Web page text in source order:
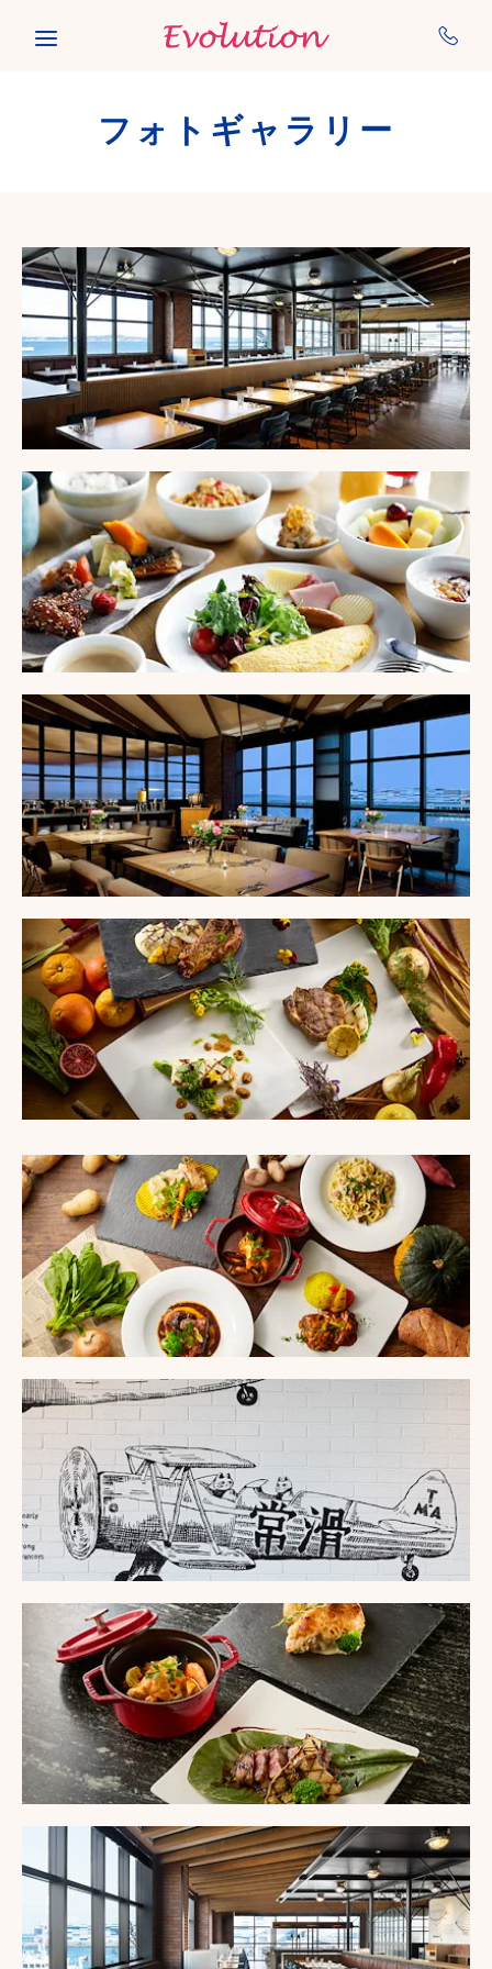
Skip to main content
フォトギャラリー